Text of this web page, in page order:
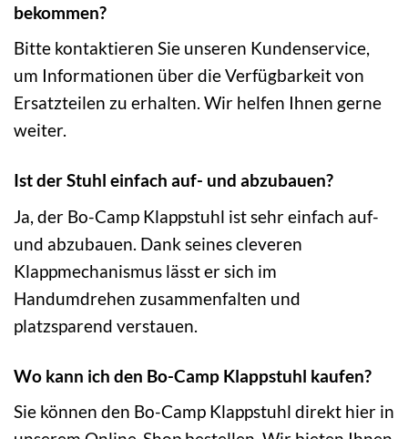
bekommen?
Bitte kontaktieren Sie unseren Kundenservice,
um Informationen über die Verfügbarkeit von
Ersatzteilen zu erhalten. Wir helfen Ihnen gerne
weiter.
Ist der Stuhl einfach auf- und abzubauen?
Ja, der Bo-Camp Klappstuhl ist sehr einfach auf-
und abzubauen. Dank seines cleveren
Klappmechanismus lässt er sich im
Handumdrehen zusammenfalten und
platzsparend verstauen.
Wo kann ich den Bo-Camp Klappstuhl kaufen?
Sie können den Bo-Camp Klappstuhl direkt hier in